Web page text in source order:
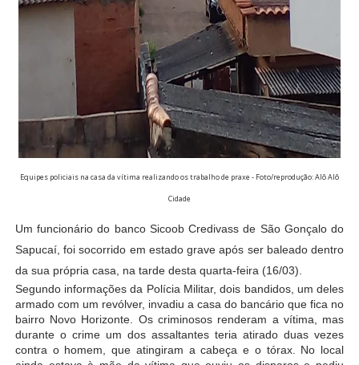
Equipes policiais na casa da vítima realizando os trabalho de praxe - Foto/reprodução: Alô Alô
Cidade
Um funcionário do banco Sicoob Credivass de São Gonçalo do
Sapucaí, foi socorrido em estado grave após ser baleado dentro
da sua própria casa, na tarde desta quarta-feira (16/03).
Segundo informações da Polícia Militar, dois bandidos, um deles
armado com um revólver, invadiu a casa do bancário que fica no
bairro Novo Horizonte. Os criminosos renderam a vítima, mas
durante o crime um dos assaltantes teria atirado duas vezes
contra o homem, que atingiram a cabeça e o tórax. No local